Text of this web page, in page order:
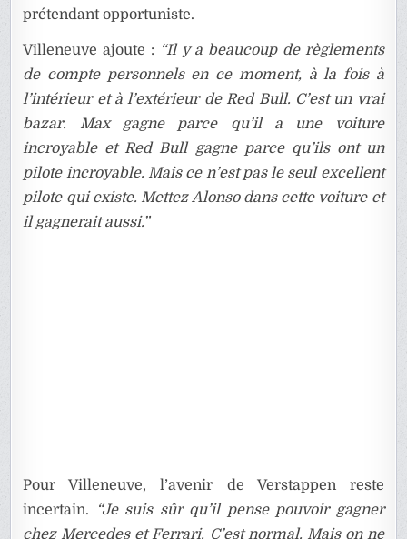
prétendant opportuniste.
Villeneuve ajoute : “Il y a beaucoup de règlements
de compte personnels en ce moment, à la fois à
l’intérieur et à l’extérieur de Red Bull. C’est un vrai
bazar. Max gagne parce qu’il a une voiture
incroyable et Red Bull gagne parce qu’ils ont un
pilote incroyable. Mais ce n’est pas le seul excellent
pilote qui existe. Mettez Alonso dans cette voiture et
il gagnerait aussi.”
Pour Villeneuve, l’avenir de Verstappen reste
incertain.
“Je suis sûr qu’il pense pouvoir gagner
chez Mercedes et Ferrari. C’est normal. Mais on ne